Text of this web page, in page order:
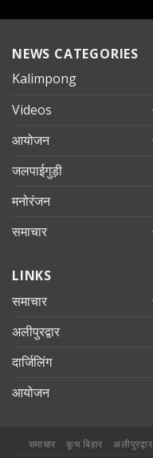
NEWS CATEGORIES
Kalimpong
Videos
आयोजन
जलपाईगुड़ी
मनोरंजन
समाचार
LINKS
समाचार
अलीपुरद्वार
दार्जिलिंग
आयोजन
समाचार कूच बिहार अलीपुरद्वार